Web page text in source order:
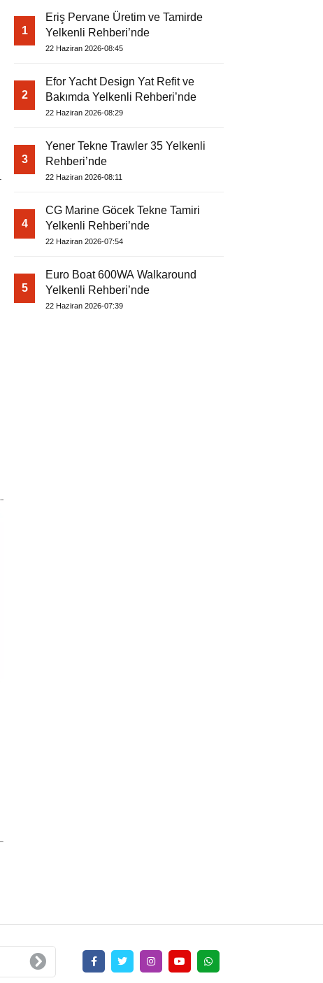
1
Eriş Pervane Üretim ve Tamirde
Yelkenli Rehberi’nde
22 Haziran 2026-08:45
2
Efor Yacht Design Yat Refit ve
Bakımda Yelkenli Rehberi’nde
22 Haziran 2026-08:29
3
Yener Tekne Trawler 35 Yelkenli
Rehberi’nde
22 Haziran 2026-08:11
4
CG Marine Göcek Tekne Tamiri
Yelkenli Rehberi’nde
22 Haziran 2026-07:54
5
Euro Boat 600WA Walkaround
Yelkenli Rehberi’nde
22 Haziran 2026-07:39